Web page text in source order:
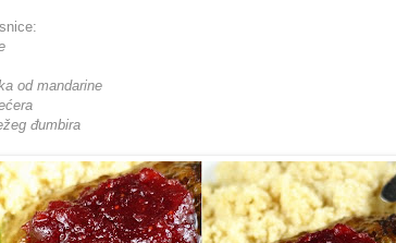
od mandarine
đumbira